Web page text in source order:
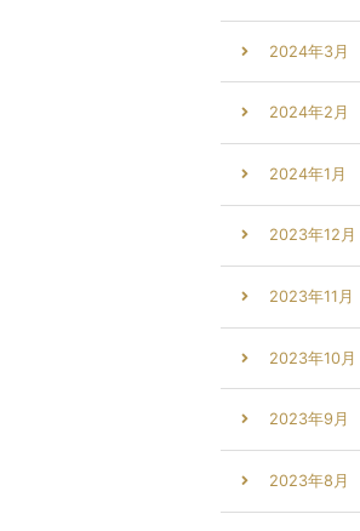
2024年3月
2024年2月
2024年1月
2023年12月
2023年11月
2023年10月
2023年9月
2023年8月